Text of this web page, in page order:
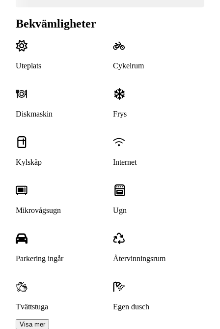
Bekvämligheter
Uteplats Cykelrum
Diskmaskin Frys
Kylskåp Internet
Mikrovågsugn Ugn
Parkering ingår Återvinningsrum
Tvättstuga Egen dusch
Visa mer